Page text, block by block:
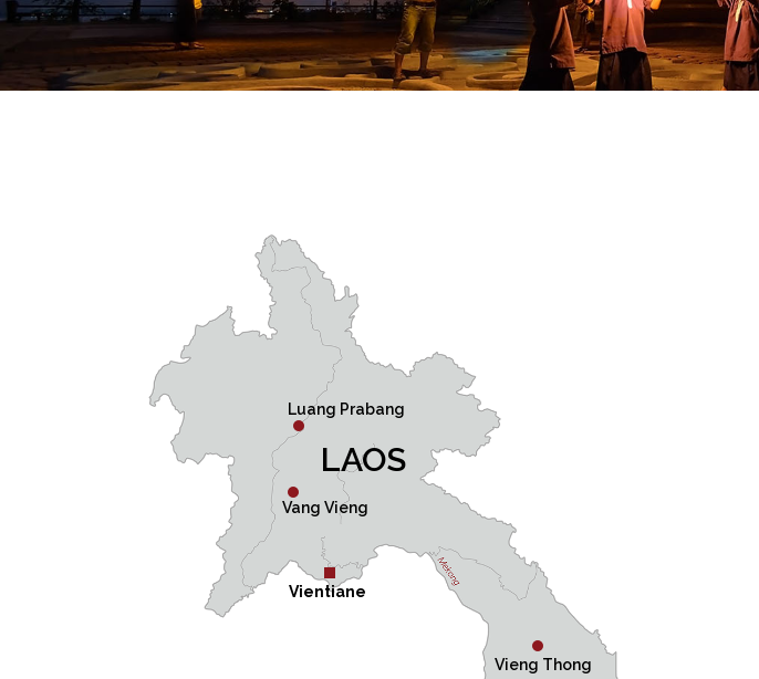
LAOS
Luang Prabang
Vang Vieng
Vientiane
Vieng Thong